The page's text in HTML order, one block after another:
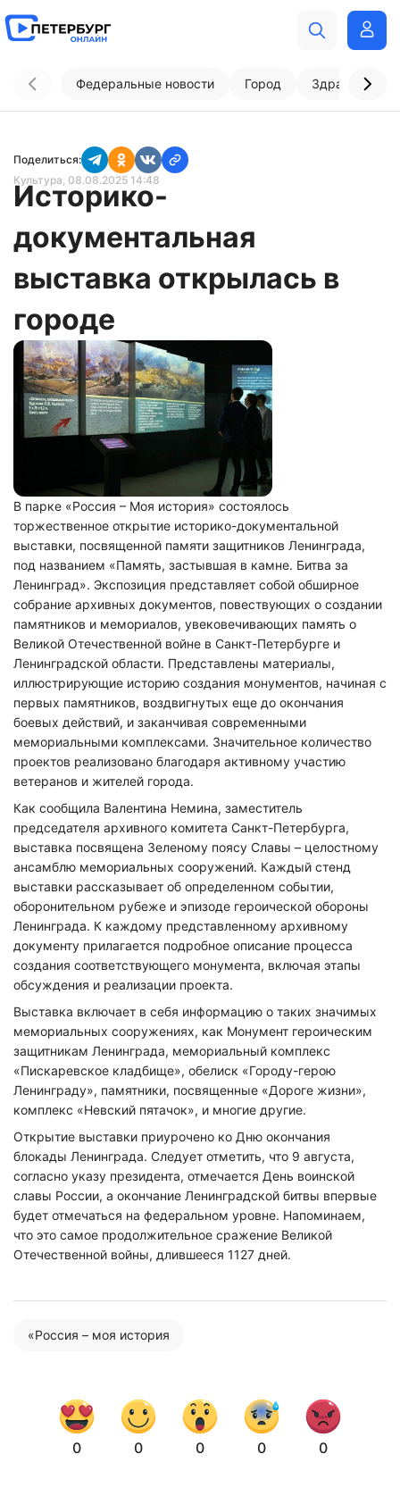
Федеральные новости Город
Поделиться:
Культура, 08.08.2025 14:48
Историко-
документальная
выставка открылась в
городе
В парке «Россия – Моя история» состоялось
торжественное открытие историко-документальной
выставки, посвященной памяти защитников Ленинграда,
под названием «Память, застывшая в камне. Битва за
Ленинград». Экспозиция представляет собой обширное
собрание архивных документов, повествующих о создании
памятников и мемориалов, увековечивающих память о
Великой Отечественной войне в Санкт-Петербурге и
Ленинградской области. Представлены материалы,
иллюстрирующие историю создания монументов, начиная с
первых памятников, воздвигнутых еще до окончания
боевых действий, и заканчивая современными
мемориальными комплексами. Значительное количество
проектов реализовано благодаря активному участию
ветеранов и жителей города.
Как сообщила Валентина Немина, заместитель
председателя архивного комитета Санкт-Петербурга,
выставка посвящена Зеленому поясу Славы – целостному
ансамблю мемориальных сооружений. Каждый стенд
выставки рассказывает об определенном событии,
оборонительном рубеже и эпизоде героической обороны
Ленинграда. К каждому представленному архивному
документу прилагается подробное описание процесса
создания соответствующего монумента, включая этапы
обсуждения и реализации проекта.
Выставка включает в себя информацию о таких значимых
мемориальных сооружениях, как Монумент героическим
защитникам Ленинграда, мемориальный комплекс
«Пискаревское кладбище», обелиск «Городу-герою
Ленинграду», памятники, посвященные «Дороге жизни»,
комплекс «Невский пятачок», и многие другие.
Открытие выставки приурочено ко Дню окончания
блокады Ленинграда. Следует отметить, что 9 августа,
согласно указу президента, отмечается День воинской
славы России, а окончание Ленинградской битвы впервые
будет отмечаться на федеральном уровне. Напоминаем,
что это самое продолжительное сражение Великой
Отечественной войны, длившееся 1127 дней.
«Россия – моя история
0 0 0 0 0